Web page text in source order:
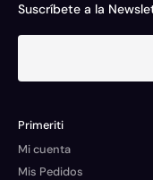
Suscríbete a la
Primeriti
Mi cuenta
Mis Pedidos